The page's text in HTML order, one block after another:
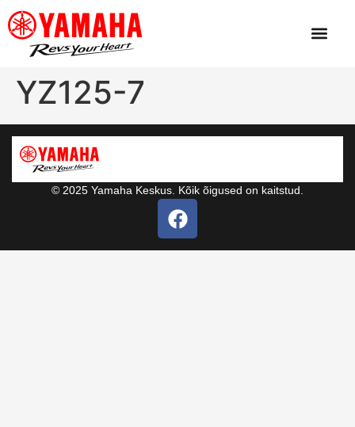
YZ125-7
© 2025 Yamaha Keskus. Kõik õigused on kaitstud.